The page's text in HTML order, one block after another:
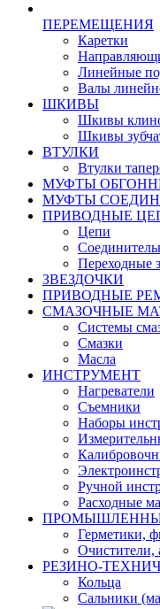
ПЕРЕМЕЩЕНИЯ
Каретки
Линейные
Валы
ШКИВЫ
Шкивы
Шкивы
ВТУЛКИ
Втулки
МУФТЫ
МУФТЫ
ПРИВОДНЫЕ
Цепи
Переходные
ЗВЕЗДОЧКИ
ПРИВОДНЫЕ
СМАЗОЧНЫЕ
Системы
Смазки
Масла
ИНСТРУМЕНТ
Нагреватели
Съемники
Наборы
Ручной
Расходные
Герметики,
Очистители,
РЕЗИНО-
Кольца
Сальники